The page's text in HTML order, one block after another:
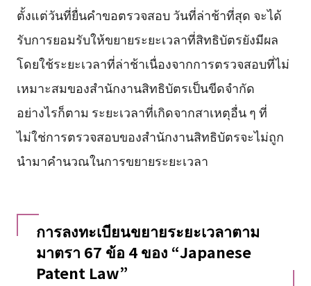
ตั้งแต่วันที่ยื่นคำขอตรวจสอบ วันที่ล่าช้าที่สุด จะได้
รับการยอมรับให้ขยายระยะเวลาที่สิทธิบัตรยังมีผล
โดยใช้ระยะเวลาที่ล่าช้าเนื่องจากการตรวจสอบที่ไม่
เหมาะสมของสำนักงานสิทธิบัตรเป็นขีดจำกัด
อย่างไรก็ตาม ระยะเวลาที่เกิดจากสาเหตุอื่น ๆ ที่
ไม่ใช่การตรวจสอบของสำนักงานสิทธิบัตรจะไม่ถูก
นำมาคำนวณในการขยายระยะเวลา
การลงทะเบียนขยายระยะเวลาตาม
มาตรา 67 ข้อ 4 ของ “Japanese
Patent Law”